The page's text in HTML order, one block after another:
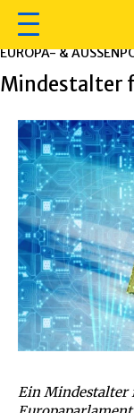
EUROPA- &
Mindestalter
Ein Mindestalter